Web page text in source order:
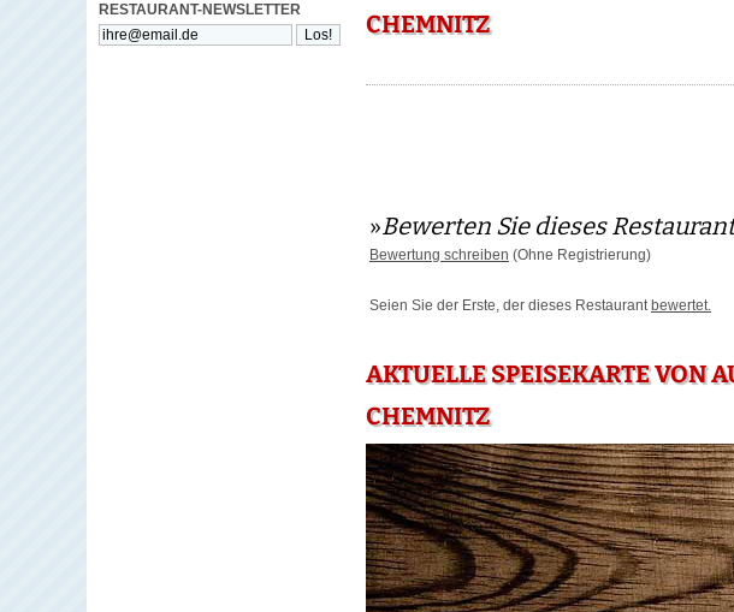
RESTAURANT-NEWSLETTER
CHEMNITZ
»Bewerten Sie dieses Restaurant
Bewertung schreiben (Ohne Registrierung)
Seien Sie der Erste, der dieses Restaurant bewertet.
AKTUELLE SPEISEKARTE VON
CHEMNITZ